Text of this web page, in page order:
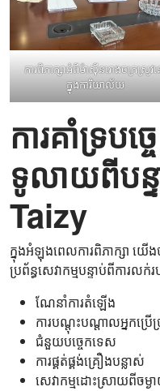
ការពិភាក្សាអំពីម៉ាស៊ីនរោងចក្រស្រូវ
ក្នុងការិយាល័យ
ការគាំទ្រប
ទូលាយពីបន្
Taizy
ក្នុងអំឡុងពេលការពិភាក្សា យ
ប្រព័ន្ធសេវាកម្មបន្ទាប់ពីការ
ណែនាំការតំឡើង
ការបណ្តុះបណ្តាលអ្នកប្រើ
ជំនួយបច្ចេកទេស
ការផ្គត់ផ្គង់គ្រឿងបន្លាស់
សេវាកម្មដោះស្រាយពីចម្ង